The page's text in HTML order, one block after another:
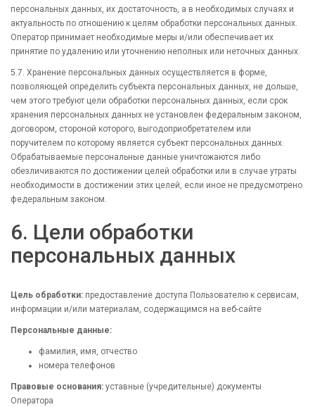
персональных данных, их достаточность, а в необходимых случаях и
актуальность по отношению к целям обработки персональных данных.
Оператор принимает необходимые меры и/или обеспечивает их
принятие по удалению или уточнению неполных или неточных данных.
5.7. Хранение персональных данных осуществляется в форме,
позволяющей определить субъекта персональных данных, не дольше,
чем этого требуют цели обработки персональных данных, если срок
хранения персональных данных не установлен федеральным законом,
договором, стороной которого, выгодоприобретателем или
поручителем по которому является субъект персональных данных.
Обрабатываемые персональные данные уничтожаются либо
обезличиваются по достижении целей обработки или в случае утраты
необходимости в достижении этих целей, если иное не предусмотрено
федеральным законом.
6. Цели обработки
персональных данных
Цель обработки: предоставление доступа Пользователю к сервисам,
информации и/или материалам, содержащимся на веб-сайте
Персональные данные:
фамилия, имя, отчество
номера телефонов
Правовые основания: уставные (учредительные) документы
Оператора